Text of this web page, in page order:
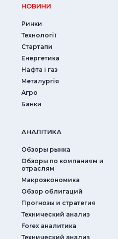
НОВИНИ
Ринки
Технології
Стартапи
Енергетика
Нафта і газ
Металургія
Агро
Банки
АНАЛIТИКА
Обзоры рынка
Обзоры по компаниям и
отраслям
Макроэкономика
Обзор облигаций
Прогнозы и стратегия
Технический анализ
Forex аналитика
Технический анализ